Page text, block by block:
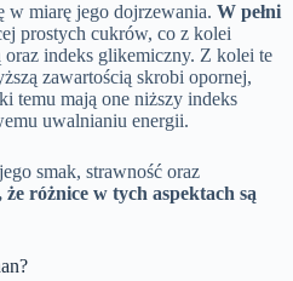
w miarę jego dojrzewania. W pełni
prostych cukrów, co z kolei
indeks glikemiczny. Z kolei te
zawartością skrobi opornej,
temu mają one niższy indeks
uwalnianiu energii.
smak, strawność oraz
różnice w tych aspektach są